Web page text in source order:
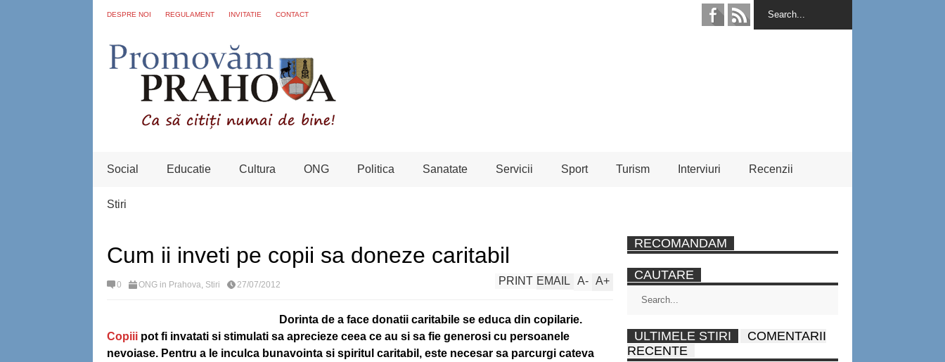
DESPRE NOI REGULAMENT INVITATIE CONTACT
Social Educatie Cultura ONG Politica Sanatate Servicii Sport Turism Interviuri Recenzii
Stiri
Cum ii inveti pe copii sa doneze caritabil
0 ONG in Prahova, Stiri 27/07/2012 A+
A-
EMAIL
PRINT
Dorinta de a face donatii caritabile se educa din copilarie.
Copiii pot fi invatati si stimulati sa aprecieze ceea ce au si sa fie generosi cu persoanele
nevoiase. Pentru a le inculca bunavointa si spiritul caritabil, este necesar sa parcurgi cateva
RECOMANDAM
CAUTARE
ULTIMELE STIRI
COMENTARII
RECENTE